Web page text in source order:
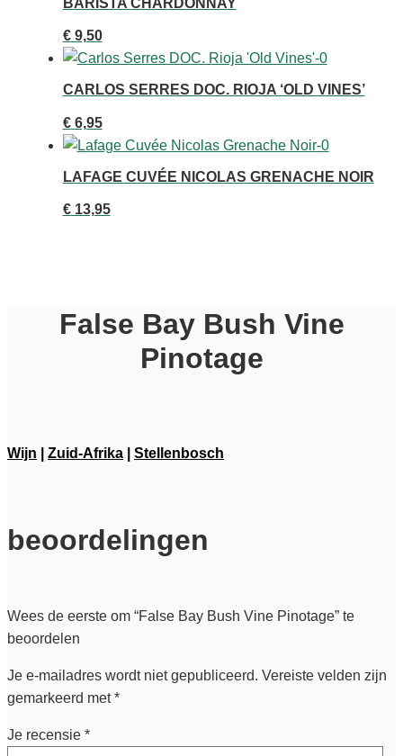
€9,50
CARLOS SERRES DOC. RIOJA ‘OLD VINES’
€6,95
LAFAGE CUVÉE NICOLAS GRENACHE NOIR
€13,95
False Bay Bush Vine
Pinotage
Wijn Zuid-Afrika Stellenbosch
beoordelingen
Wees de eerste om “False Bay Bush Vine Pinotage” te
beoordelen
Je e-mailadres wordt niet gepubliceerd. Vereiste velden zijn
gemarkeerd met*
Je recensie *